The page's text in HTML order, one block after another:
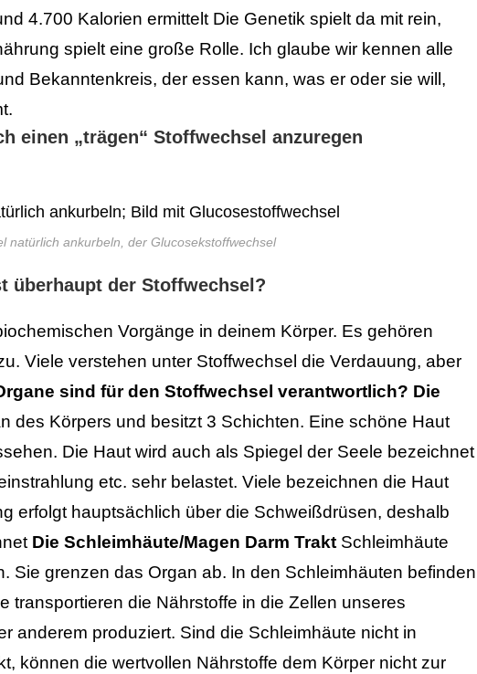
4.700 Kalorien ermittelt Die Genetik spielt da mit rein,
spielt eine große Rolle. Ich glaube wir kennen alle
Bekanntenkreis, der essen kann, was er oder sie will,
einen „trägen“ Stoffwechsel anzuregen
natürlich ankurbeln, der Glucosekstoffwechsel
überhaupt der Stoffwechsel?
Vorgänge in deinem Körper. Es gehören
Viele verstehen unter Stoffwechsel die Verdauung, aber
sind für den Stoffwechsel verantwortlich? Die
des Körpers und besitzt 3 Schichten. Eine schöne Haut
Die Haut wird auch als Spiegel der Seele bezeichnet
etc. sehr belastet. Viele bezeichnen die Haut
erfolgt hauptsächlich über die Schweißdrüsen, deshalb
Die Schleimhäute/Magen Darm Trakt Schleimhäute
Sie grenzen das Organ ab. In den Schleimhäuten befinden
transportieren die Nährstoffe in die Zellen unseres
anderem produziert. Sind die Schleimhäute nicht in
können die wertvollen Nährstoffe dem Körper nicht zur